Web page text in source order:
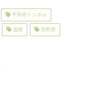
平井寺トンネル
道路 長野県